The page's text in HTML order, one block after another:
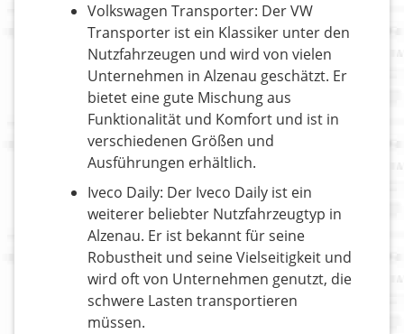
Volkswagen Transporter: Der VW
Transporter ist ein Klassiker unter den
Nutzfahrzeugen und wird von vielen
Unternehmen in Alzenau geschätzt. Er
bietet eine gute Mischung aus
Funktionalität und Komfort und ist in
verschiedenen Größen und
Ausführungen erhältlich.
Iveco Daily: Der Iveco Daily ist ein
weiterer beliebter Nutzfahrzeugtyp in
Alzenau. Er ist bekannt für seine
Robustheit und seine Vielseitigkeit und
wird oft von Unternehmen genutzt, die
schwere Lasten transportieren
müssen.